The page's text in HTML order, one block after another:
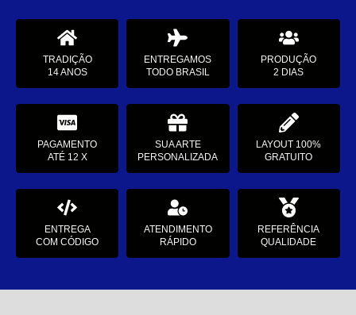
TRADIÇÃO
14 ANOS
ENTREGAMOS
TODO BRASIL
PRODUÇÃO
2 DIAS
PAGAMENTO
ATÉ 12 X
SUA ARTE
PERSONALIZADA
LAYOUT 100%
GRATUITO
ENTREGA
COM CÓDIGO
ATENDIMENTO
RÁPIDO
REFERÊNCIA
QUALIDADE